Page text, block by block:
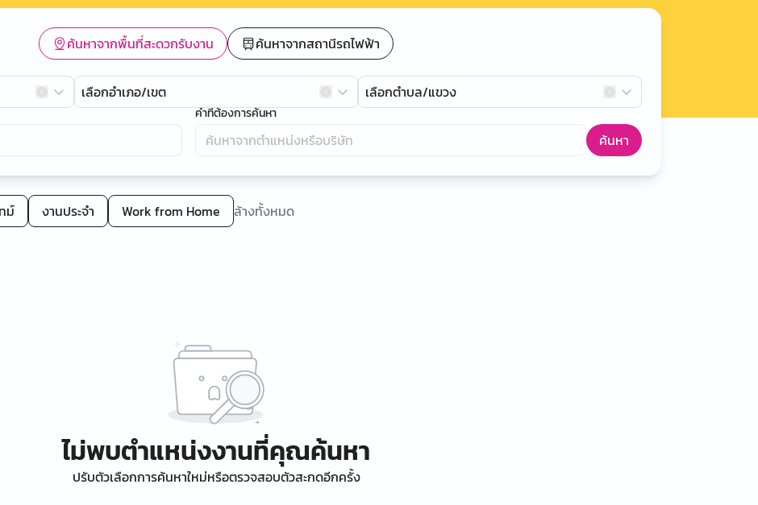
ค้นหาจากพื้นที่สะดวกรับงาน ค้นหาจากสถานีรถไฟฟ้า
เลือกอำเภอ/เขต เลือกตำบล/แขวง
คำที่ต้องการค้นหา
ค้นหา
ม์ งานประจำ Work from Home ล้างทั้งหมด
ไม่พบตำแหน่งงานที่คุณค้นหา
ปรับตัวเลือกการค้นหาใหม่หรือตรวจสอบตัวสะกดอีกครั้ง